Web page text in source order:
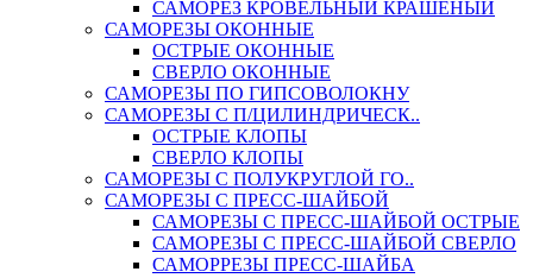
САМОРЕЗ КРОВЕЛЬНЫЙ КРАШЕНЫЙ
САМОРЕЗЫ ОКОННЫЕ
ОСТРЫЕ ОКОННЫЕ
СВЕРЛО ОКОННЫЕ
САМОРЕЗЫ ПО ГИПСОВОЛОКНУ
САМОРЕЗЫ С П/ЦИЛИНДРИЧЕСК..
ОСТРЫЕ КЛОПЫ
СВЕРЛО КЛОПЫ
САМОРЕЗЫ С ПОЛУКРУГЛОЙ ГО..
САМОРЕЗЫ С ПРЕСС-ШАЙБОЙ
САМОРЕЗЫ С ПРЕСС-ШАЙБОЙ ОСТРЫЕ
САМОРЕЗЫ С ПРЕСС-ШАЙБОЙ СВЕРЛО
САМОРРЕЗЫ ПРЕСС-ШАЙБА